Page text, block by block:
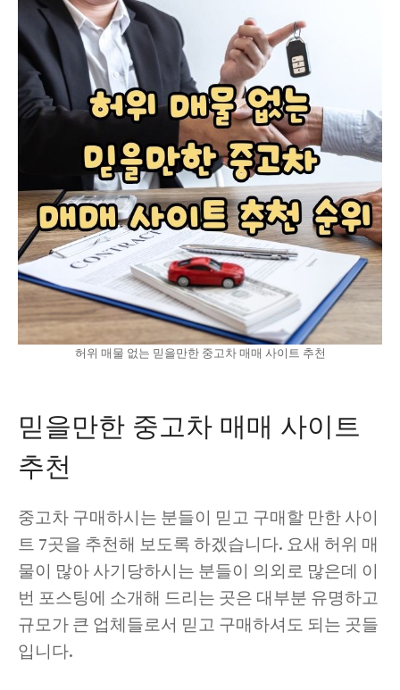
허위 매물 없는 믿을만한 중고차 매매 사이트 추천
믿을만한 중고차 매매 사이트
추천
중고차 구매하시는 분들이 믿고 구매할 만한 사이
트 7곳을 추천해 보도록 하겠습니다. 요새 허위 매
물이 많아 사기당하시는 분들이 의외로 많은데 이
번 포스팅에 소개해 드리는 곳은 대부분 유명하고
규모가 큰 업체들로서 믿고 구매하셔도 되는 곳들
입니다.